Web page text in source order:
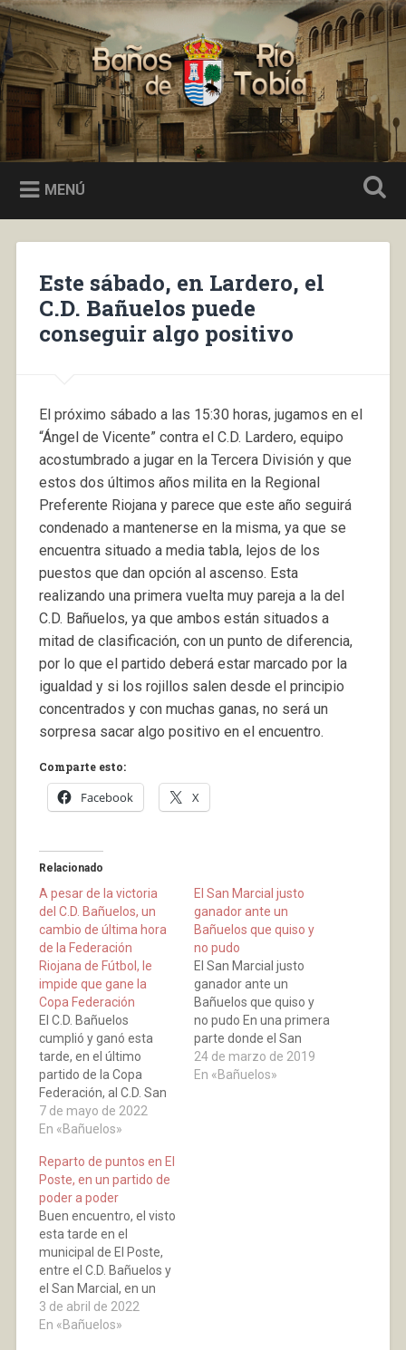
Saltar
al
contenido
Buscar
Baños de Río Tobía
MENÚ
Este sábado, en Lardero, el
C.D. Bañuelos puede
conseguir algo positivo
El próximo sábado a las 15:30 horas, jugamos en el
“Ángel de Vicente” contra el C.D. Lardero, equipo
acostumbrado a jugar en la Tercera División y que
estos dos últimos años milita en la Regional
Preferente Riojana y parece que este año seguirá
condenado a mantenerse en la misma, ya que se
encuentra situado a media tabla, lejos de los
puestos que dan opción al ascenso. Esta
realizando una primera vuelta muy pareja a la del
C.D. Bañuelos, ya que ambos están situados a
mitad de clasificación, con un punto de diferencia,
por lo que el partido deberá estar marcado por la
igualdad y si los rojillos salen desde el principio
concentrados y con muchas ganas, no será un
sorpresa sacar algo positivo en el encuentro.
Comparte esto:
Facebook X
Relacionado
A pesar de la victoria
del C.D. Bañuelos, un
cambio de última hora
de la Federación
Riojana de Fútbol, le
impide que gane la
Copa Federación
El C.D. Bañuelos
cumplió y ganó esta
tarde, en el último
partido de la Copa
Federación, al C.D. San
Marcial de Lardero,
pero cambios de la
Fútbol, comunicados
mediante una circular
enviada 48 horas antes
de la última jornada de
dicha competición,
colocan al Náxara como
líder…
7 de mayo de 2022
En «Bañuelos»
El San Marcial justo
ganador ante un
Bañuelos que quiso y
no pudo
El San Marcial justo
ganador ante un
Bañuelos que quiso y
no pudo En una primera
parte donde el San
Marcial fue muy
superior y que terminó
24 de marzo de 2019
En «Bañuelos»
Reparto de puntos en El
Poste, en un partido de
poder a poder
Buen encuentro, el visto
esta tarde en el
municipal de El Poste,
entre el C.D. Bañuelos y
el San Marcial, en un
partido de poder a
poder, con una gran
3 de abril de 2022
En «Bañuelos»